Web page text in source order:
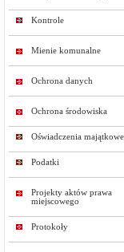
Kontrole
Mienie komunalne
Ochrona danych
Ochrona środowiska
Oświadczenia majątkowe
Podatki
Projekty aktów prawa
miejscowego
Protokoły